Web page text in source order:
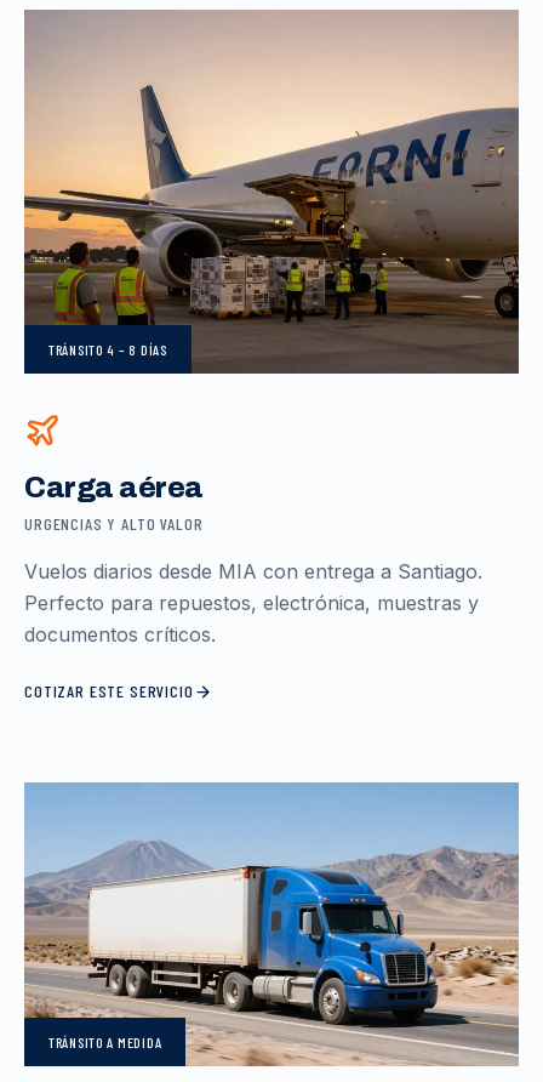
TRÁNSITO4 – 8 DÍAS
Carga aérea
URGENCIAS Y ALTO VALOR
Vuelos diarios desde MIA con entrega a Santiago.
Perfecto para repuestos, electrónica, muestras y
documentos críticos.
COTIZAR ESTE SERVICIO
TRÁNSITOA MEDIDA